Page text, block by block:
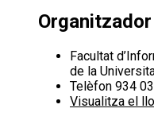
Organitzador
Facultat
de la
Telèfon 934
Visualitza el